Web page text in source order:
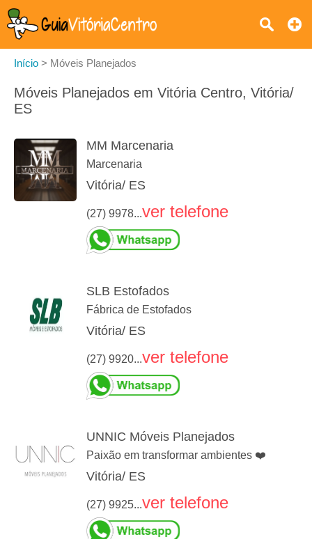
Início > Móveis Planejados
Móveis Planejados em Vitória Centro, Vitória/
ES
MM Marcenaria
Marcenaria
Vitória/ ES
(27) 9978...ver telefone
SLB Estofados
Fábrica de Estofados
Vitória/ ES
(27) 9920...ver telefone
UNNIC Móveis Planejados
Paixão em transformar ambientes ❤️
Vitória/ ES
(27) 9925...ver telefone